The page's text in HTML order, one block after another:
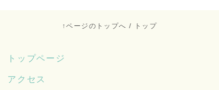
↑ページのトップへ / トップ
トップページ
アクセス